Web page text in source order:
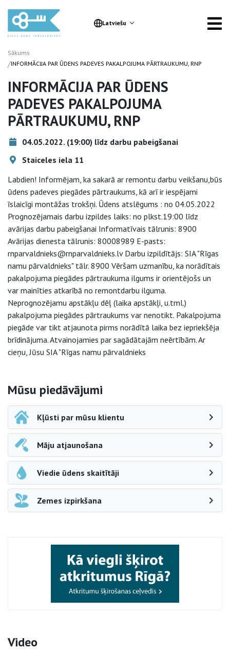
Latviešu
Sākums
/INFORMĀCIJA PAR ŪDENS PADEVES PAKALPOJUMA PĀRTRAUKUMU, RNP
INFORMĀCIJA PAR ŪDENS
PADEVES PAKALPOJUMA
PĀRTRAUKUMU, RNP
04.05.2022. (19:00) līdz darbu pabeigšanai
Staiceles iela 11
Labdien! Informējam, ka sakarā ar remontu darbu veikšanu,būs
ūdens padeves piegādes pārtraukums, kā arī ir iespējami
īslaicīgi montāžas trokšņi. Ūdens atslēgums : no 04.05.2022
Prognozējamais darbu izpildes laiks: no plkst.19:00 līdz
avārijas darbu pabeigšanai Informatīvais tālrunis: 8900
Avārijas dienesta tālrunis: 80008989 E-pasts:
rnparvaldnieks@rnparvaldnieks.lv Darbu izpildītājs: SIA "Rīgas
namu pārvaldnieks" tālr. 8900 Vēršam uzmanību, ka norādītais
pakalpojuma piegādes pārtraukuma ilgums ir orientējošs un
var mainīties atkarībā no remontdarbu ilguma.
Neprognozējamu apstākļu dēļ (laika apstākļi, u.tml.)
pakalpojuma piegādes pārtraukums var nenotikt. Pakalpojuma
piegāde var tikt atjaunota pirms norādītā laika bez iepriekšēja
brīdinājuma. Atvainojamies par sagādātajām neērtībām. Ar
cieņu, Jūsu SIA "Rīgas namu pārvaldnieks
Sāna navigācija
Mūsu piedāvājumi
Kļūsti par mūsu klientu
Māju atjaunošana
Viedie ūdens skaitītāji
Zemes izpirkšana
Video